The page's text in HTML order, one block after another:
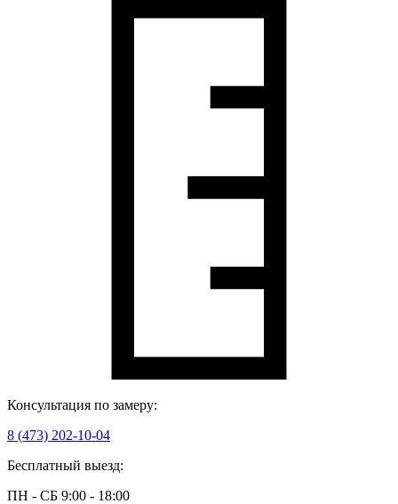
Консультация по замеру:
8 (473) 202-10-04
Бесплатный выезд:
ПН - СБ 9:00 - 18:00